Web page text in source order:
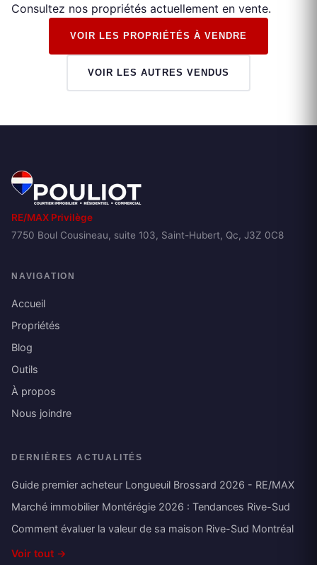
Consultez nos propriétés actuellement en vente.
VOIR LES PROPRIÉTÉS À VENDRE
VOIR LES AUTRES VENDUS
RE/MAX Privilège
7750 Boul Cousineau, suite 103, Saint-Hubert, Qc, J3Z 0C8
NAVIGATION
Accueil
Propriétés
Blog
Outils
À propos
Nous joindre
DERNIÈRES ACTUALITÉS
Guide premier acheteur Longueuil Brossard 2026 - RE/MAX
Marché immobilier Montérégie 2026 : Tendances Rive-Sud
Comment évaluer la valeur de sa maison Rive-Sud Montréal
Voir tout →